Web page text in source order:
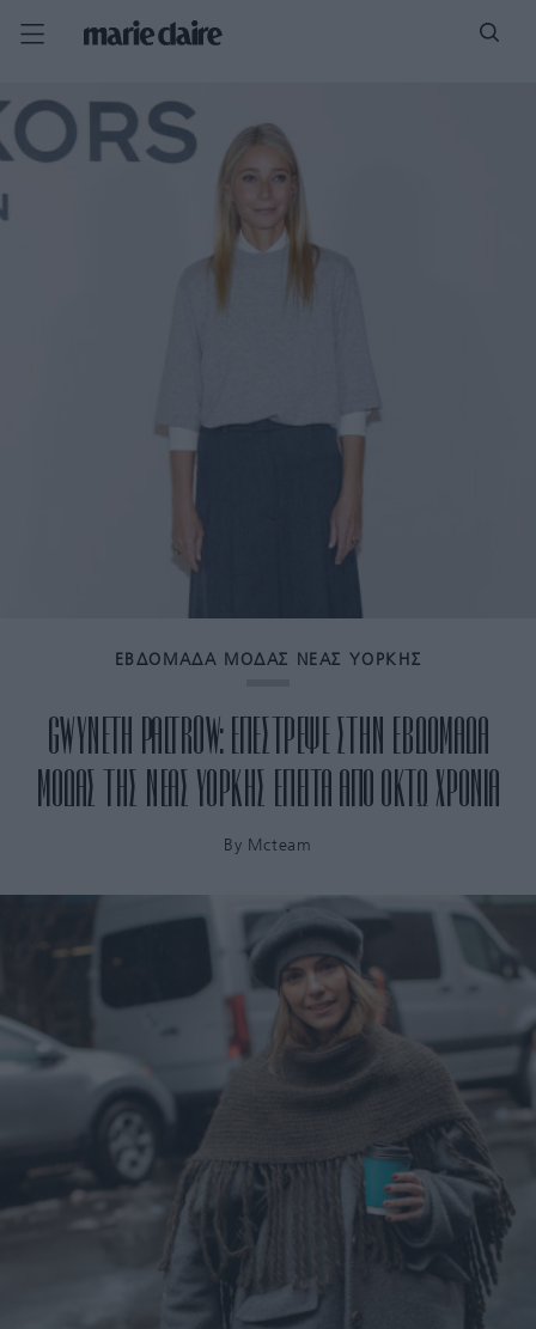
ΕΒΔΟΜΑΔΑ ΜΟΔΑΣ ΝΕΑΣ ΥΟΡΚΗΣ
GWYNETH PALTROW: ΕΠΕΣΤΡΕΨΕ ΣΤΗΝ ΕΒΔΟΜΑΔΑ
ΜΟΔΑΣ ΤΗΣ ΝΕΑΣ ΥΟΡΚΗΣ ΕΠΕΙΤΑ ΑΠΟ ΟΚΤΩ ΧΡΟΝΙΑ
By Mcteam